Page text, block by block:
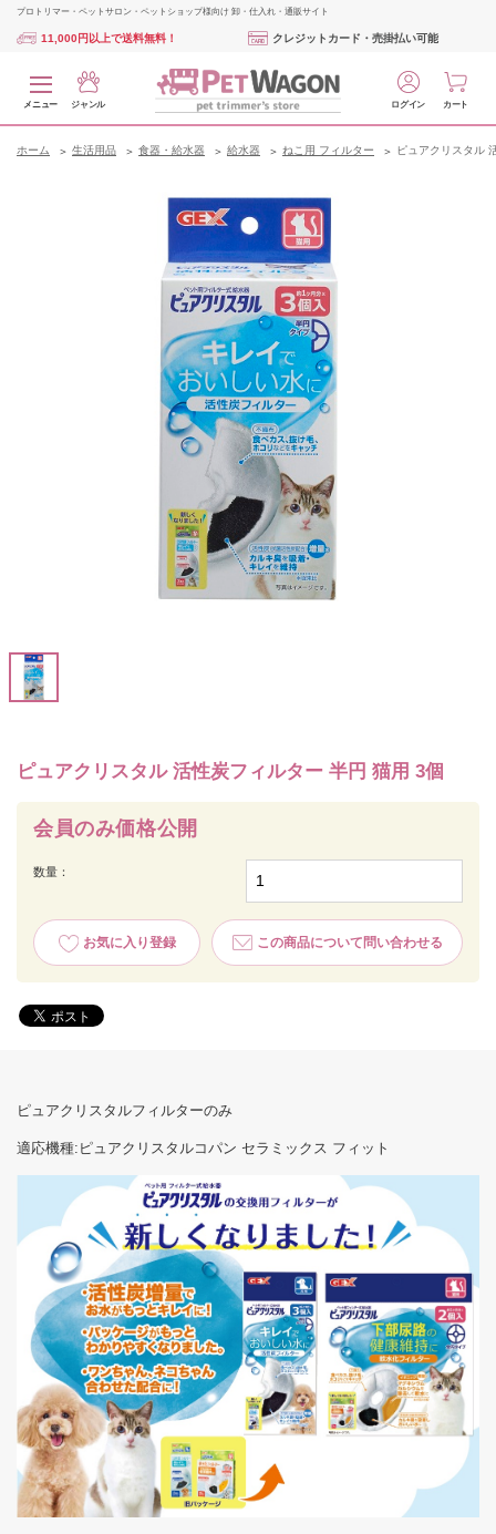
プロトリマー・ペットサロン・ペットショップ様向け 卸・仕入れ・通販サイト
11,000円以上で送料無料！ クレジットカード・売掛払い可能
メニュー ジャンル ログイン カート
ホーム 生活用品 食器・給水器 給水器 ねこ用 フィルター ピュアクリスタル
ピュアクリスタル 活性炭フィルター 半円 猫用 3個
会員のみ価格公開
数量：
お気に入り登録 この商品について問い合わせる
ピュアクリスタルフィルターのみ
適応機種:ピュアクリスタルコパン セラミックス フィット